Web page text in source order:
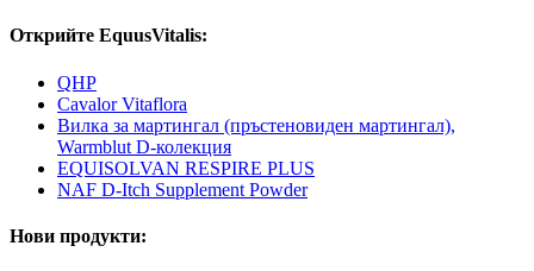
Открийте EquusVitalis:
QHP
Cavalor Vitaflora
Вилка за мартингал (пръстеновиден мартингал),
Warmblut D-колекция
EQUISOLVAN RESPIRE PLUS
NAF D-Itch Supplement Powder
Нови продукти: